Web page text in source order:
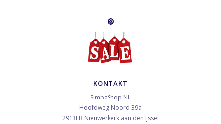
KONTAKT
SimbaShop.NL
Hoofdweg-Noord 39a
2913LB Nieuwerkerk aan den IJssel